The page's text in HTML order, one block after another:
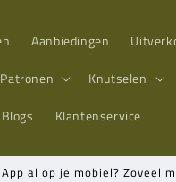
Aanbiedingen
Patronen Knutselen
Blogs Klantenservice
al op je mobiel? Zoveel